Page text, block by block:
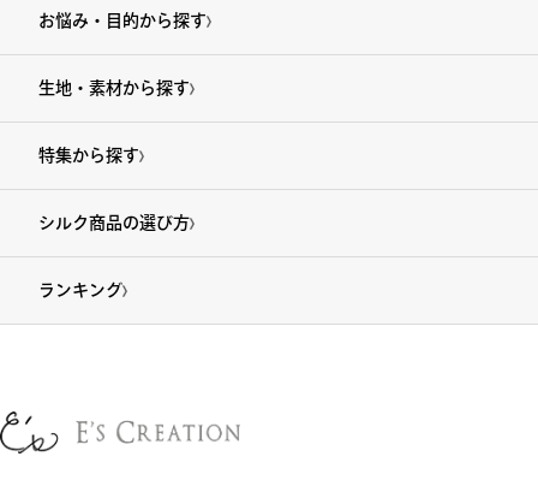
お悩み・目的から探す
生地・素材から探す
特集から探す
シルク商品の選び方
ランキング